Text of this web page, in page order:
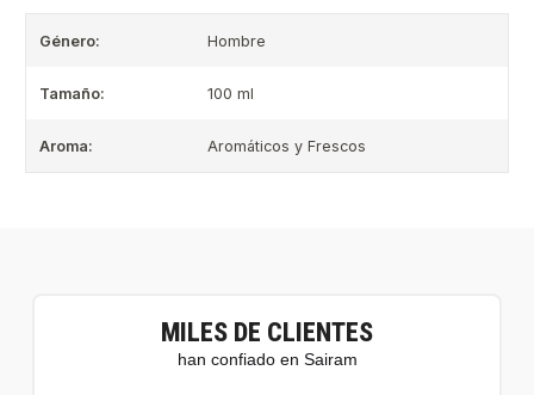
Género: Hombre
Tamaño: 100 ml
Aroma: Aromáticos y Frescos
MILES DE CLIENTES
han confiado en Sairam